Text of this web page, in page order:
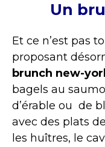
Un
Et ce n’est pas
proposant
brunch new-
bagels au
d’érable ou de
avec des plats
les huîtres, le